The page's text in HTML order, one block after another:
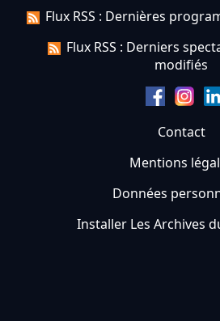
Flux RSS : Dernières
Flux RSS : Derniers
modifiés
Contact
Mentions
Données
Installer Les Archives